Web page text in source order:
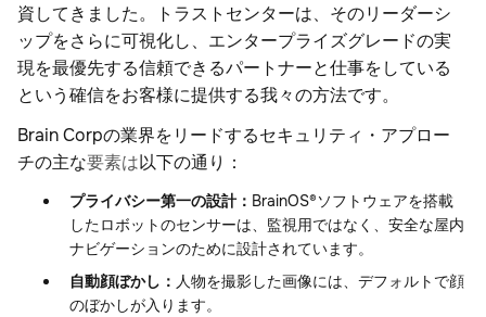
資してきました。トラストセンターは、そのリーダーシ
ップをさらに可視化し、エンタープライズグレードの実
現を最優先する信頼できるパートナーと仕事をしている
という確信をお客様に提供する我々の方法です。
Brain Corpの業界をリードするセキュリティ・アプロー
チの主な要素は以下の通り：
プライバシー第一の設計： BrainOS®ソフトウェアを搭載
したロボットのセンサーは、監視用ではなく、安全な屋内
ナビゲーションのために設計されています。
自動顔ぼかし： 人物を撮影した画像には、デフォルトで顔
のぼかしが入ります。